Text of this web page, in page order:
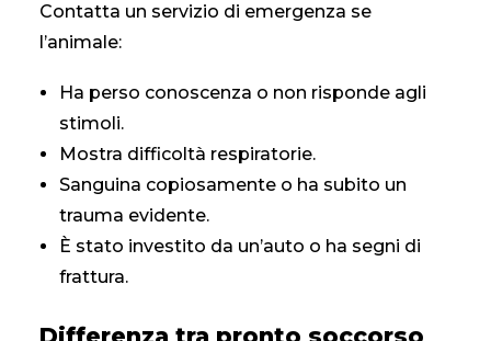
Contatta un servizio di emergenza se
l’animale:
Ha perso conoscenza o non risponde agli
stimoli.
Mostra difficoltà respiratorie.
Sanguina copiosamente o ha subito un
trauma evidente.
È stato investito da un’auto o ha segni di
frattura.